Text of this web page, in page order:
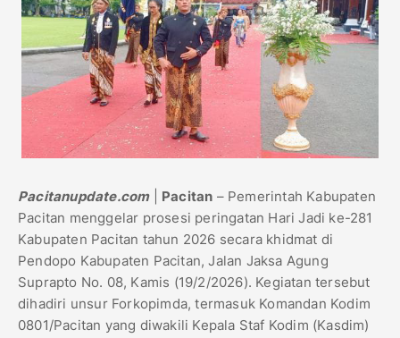
Pacitanupdate.com| Pacitan – Pemerintah Kabupaten
Pacitan menggelar prosesi peringatan Hari Jadi ke-281
Kabupaten Pacitan tahun 2026 secara khidmat di
Pendopo Kabupaten Pacitan, Jalan Jaksa Agung
Suprapto No. 08, Kamis (19/2/2026). Kegiatan tersebut
dihadiri unsur Forkopimda, termasuk Komandan Kodim
0801/Pacitan yang diwakili Kepala Staf Kodim (Kasdim)